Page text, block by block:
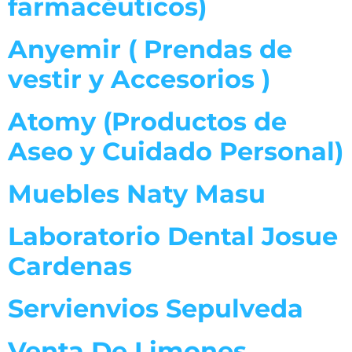
farmacéuticos)
Anyemir ( Prendas de
vestir y Accesorios )
Atomy (Productos de
Aseo y Cuidado Personal)
Muebles Naty Masu
Laboratorio Dental Josue
Cardenas
Servienvios Sepulveda